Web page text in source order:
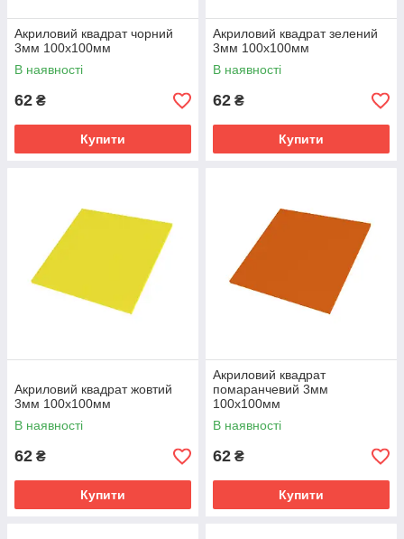
Акриловий квадрат чорний
3мм 100х100мм
В наявності
62 ₴
Купити
Акриловий квадрат зелений
3мм 100х100мм
В наявності
62 ₴
Купити
Акриловий квадрат жовтий
3мм 100х100мм
В наявності
62 ₴
Купити
Акриловий квадрат
помаранчевий 3мм
100х100мм
В наявності
62 ₴
Купити